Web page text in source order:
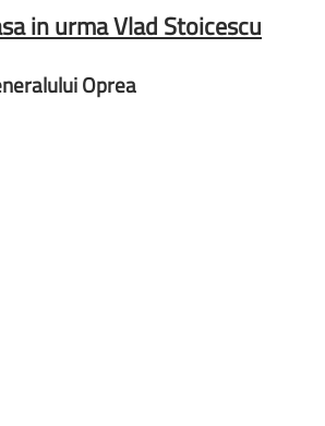
in urma Vlad Stoicescu
Oprea